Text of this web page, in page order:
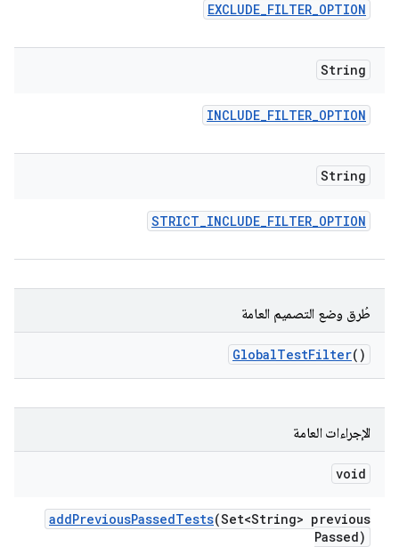
EXCLUDE_FILTER_OPTION
String
INCLUDE_FILTER_OPTION
String
STRICT_INCLUDE_FILTER_OPTION
طُرق وضع التصميم العامة
GlobalTestFilter()
الإجراءات العامة
void
addPreviousPassedTests(Set<String> previous
Passed)